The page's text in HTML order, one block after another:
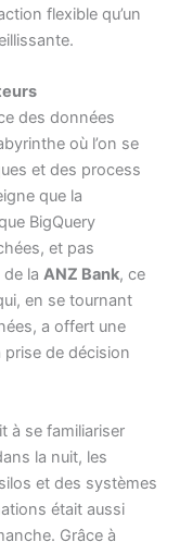
flexible qu’un
des données
où l’on se
et des process
que la
BigQuery
et pas
la ANZ Bank, ce
en se tournant
a offert une
prise de décision
à se familiariser
la nuit, les
et des systèmes
était aussi
Grâce à